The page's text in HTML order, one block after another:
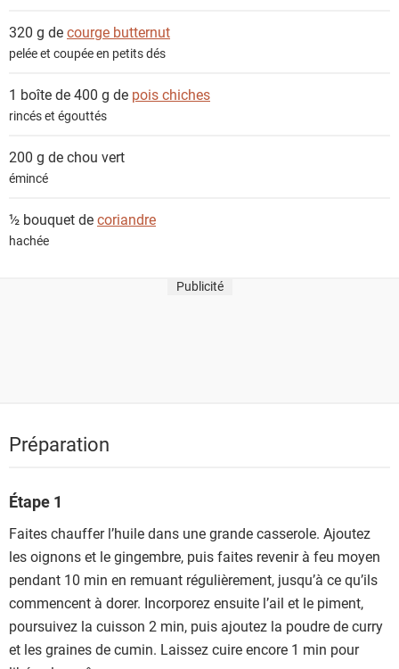
320 g decourge butternut
pelée et coupée en petits dés
1 boîte de 400 g de pois chiches
rincés et égouttés
200 g dechou vert
émincé
½ bouquet decoriandre
hachée
Publicité
Préparation
Étape 1
Faites chauffer l’huile dans une grande casserole. Ajoutez
les oignons et le gingembre, puis faites revenir à feu moyen
pendant 10 min en remuant régulièrement, jusqu’à ce qu’ils
commencent à dorer. Incorporez ensuite l’ail et le piment,
poursuivez la cuisson 2 min, puis ajoutez la poudre de curry
et les graines de cumin. Laissez cuire encore 1 min pour